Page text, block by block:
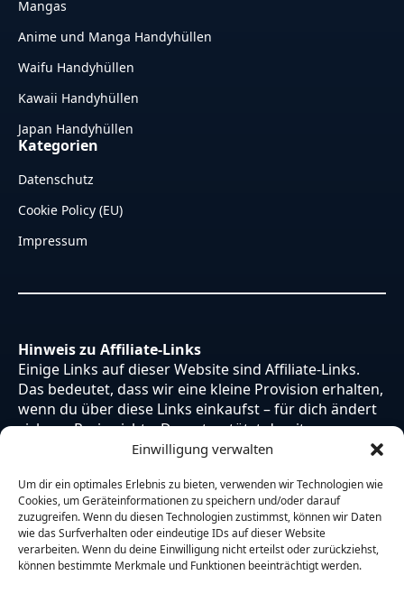
Einwilligung verwalten
Um dir ein optimales Erlebnis zu bieten, verwenden wir Technologien wie
Cookies, um Geräteinformationen zu speichern und/oder darauf
zuzugreifen. Wenn du diesen Technologien zustimmst, können wir Daten
wie das Surfverhalten oder eindeutige IDs auf dieser Website
verarbeiten. Wenn du deine Einwilligung nicht erteilst oder zurückziehst,
können bestimmte Merkmale und Funktionen beeinträchtigt werden.
Mangas
Anime und Manga Handyhüllen
Waifu Handyhüllen
Kawaii Handyhüllen
Japan Handyhüllen
Kategorien
Datenschutz
Cookie Policy (EU)
Impressum
Hinweis zu Affiliate-Links
Einige Links auf dieser Website sind Affiliate-Links.
Das bedeutet, dass wir eine kleine Provision erhalten,
wenn du über diese Links einkaufst – für dich ändert
sich am Preis nichts. Du unterstützt damit unsere
Arbeit. Vielen Dank dafür!